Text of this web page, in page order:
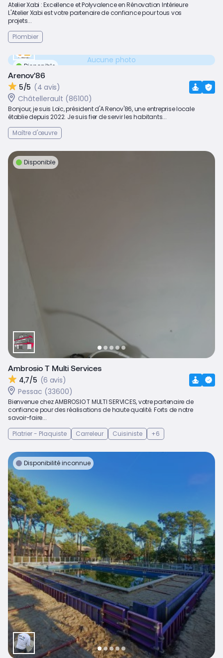
Atelier Xabi : Excellence et Polyvalence en Rénovation Intérieure
L'Atelier Xabi est votre partenaire de confiance pour tous vos
projets...
Plombier
Disponible
Aucune photo
Arenov'86
5/5 (4 avis)
Châtellerault (86100)
Bonjour, je suis Loïc, président d'A Renov'86, une entreprise locale
établie depuis 2022. Je suis fier de servir les habitants...
Maître d'œuvre
Disponible
Ambrosio T Multi Services
4,7/5 (6 avis)
Pessac (33600)
Bienvenue chez AMBROSIO T MULTI SERVICES, votre partenaire de
confiance pour des réalisations de haute qualité. Forts de notre
savoir-faire...
Platrier - Plaquiste
Carreleur Cuisiniste +6
Disponibilité inconnue